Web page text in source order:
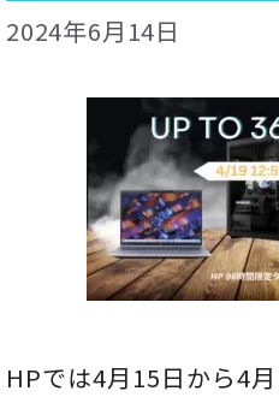
2024年6月14日
HPでは4月15日から4